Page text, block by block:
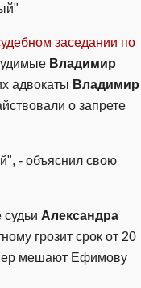
заседании по
Владимир
адвокаты Владимир
о запрете
- объяснил свою
Александра
грозит срок от 20
мешают Ефимову